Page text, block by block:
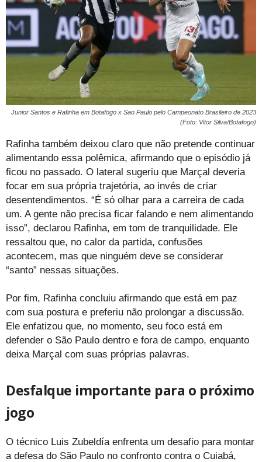
Junior Santos e Rafinha em Botafogo x Sao Paulo pelo Campeonato Brasileiro de 2023
(Foto: Vitor Silva/Botafogo)
Rafinha também deixou claro que não pretende continuar
alimentando essa polêmica, afirmando que o episódio já
ficou no passado. O lateral sugeriu que Marçal deveria
focar em sua própria trajetória, ao invés de criar
desentendimentos. “É só olhar para a carreira de cada
um. A gente não precisa ficar falando e nem alimentando
isso”, declarou Rafinha, em tom de tranquilidade. Ele
ressaltou que, no calor da partida, confusões
acontecem, mas que ninguém deve se considerar
“santo” nessas situações.
Por fim, Rafinha concluiu afirmando que está em paz
com sua postura e preferiu não prolongar a discussão.
Ele enfatizou que, no momento, seu foco está em
defender o São Paulo dentro e fora de campo, enquanto
deixa Marçal com suas próprias palavras.
Desfalque importante para o próximo
jogo
O técnico Luis Zubeldía enfrenta um desafio para montar
a defesa do São Paulo no confronto contra o Cuiabá,